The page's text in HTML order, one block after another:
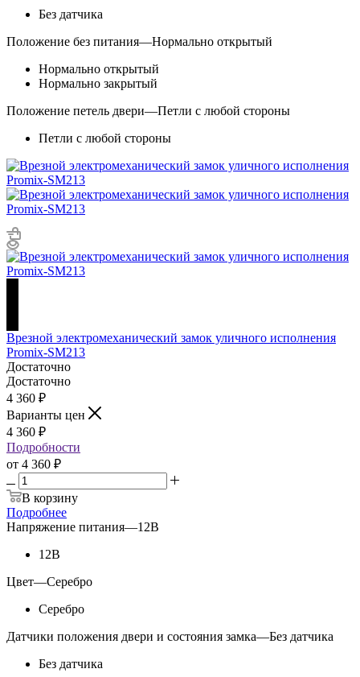
Без датчика
Положение без питания—Нормально открытый
Нормально открытый
Нормально закрытый
Положение петель двери—Петли с любой стороны
Петли с любой стороны
Врезной электромеханический замок уличного исполнения
Promix-SM213
Достаточно
Достаточно
4 360 ₽
Варианты цен
4 360 ₽
Подробности
от 4 360 ₽
В корзину
Подробнее
Напряжение питания—12В
12В
Цвет—Серебро
Серебро
Датчики положения двери и состояния замка—Без датчика
Без датчика